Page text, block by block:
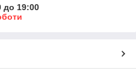
до 19:00